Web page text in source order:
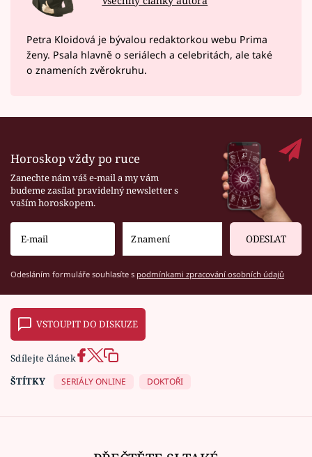
Petra Kloidová je bývalou redaktorkou webu Prima
ženy. Psala hlavně o seriálech a celebritách, ale také
o znameních zvěrokruhu.
Horoskop vždy po ruce
Zanechte nám váš e-mail a my vám
budeme zasílat pravidelný newsletter s
vaším horoskopem.
ODESLAT
Odesláním formuláře souhlasíte s podmínkami zpracování osobních údajů
VSTOUPIT DO DISKUZE
Sdílejte článek
ŠTÍTKY
SERIÁLY ONLINE DOKTOŘI